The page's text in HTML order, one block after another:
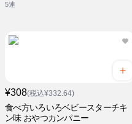
5連
¥308(税込¥332.64)
食べ方いろいろベビースターチキ
ン味 おやつカンパニー